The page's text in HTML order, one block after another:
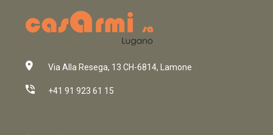
Via Alla Resega, 13 CH-6814, Lamone
+41 91 923 61 15